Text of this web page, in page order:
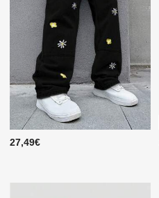
27,49€